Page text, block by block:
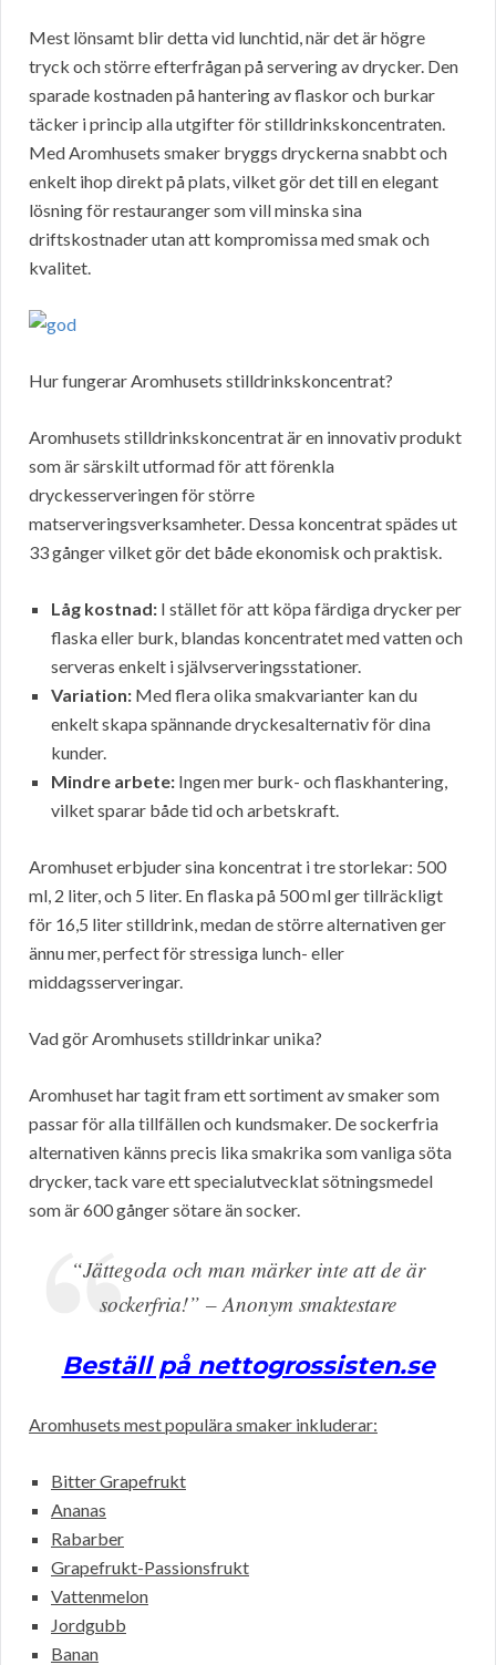
Mest lönsamt blir detta vid lunchtid, när det är högre
tryck och större efterfrågan på servering av drycker. Den
sparade kostnaden på hantering av flaskor och burkar
täcker i princip alla utgifter för stilldrinkskoncentraten.
Med Aromhusets smaker bryggs dryckerna snabbt och
enkelt ihop direkt på plats, vilket gör det till en elegant
lösning för restauranger som vill minska sina
driftskostnader utan att kompromissa med smak och
kvalitet.
Hur fungerar Aromhusets stilldrinkskoncentrat?
Aromhusets stilldrinkskoncentrat är en innovativ produkt
som är särskilt utformad för att förenkla
dryckesserveringen för större
matserveringsverksamheter. Dessa koncentrat spädes ut
33 gånger vilket gör det både ekonomisk och praktisk.
Låg kostnad: I stället för att köpa färdiga drycker per
flaska eller burk, blandas koncentratet med vatten och
serveras enkelt i självserveringsstationer.
Variation: Med flera olika smakvarianter kan du
enkelt skapa spännande dryckesalternativ för dina
kunder.
Mindre arbete: Ingen mer burk- och flaskhantering,
vilket sparar både tid och arbetskraft.
Aromhuset erbjuder sina koncentrat i tre storlekar: 500
ml, 2 liter, och 5 liter. En flaska på 500 ml ger tillräckligt
för 16,5 liter stilldrink, medan de större alternativen ger
ännu mer, perfect för stressiga lunch- eller
middagsserveringar.
Vad gör Aromhusets stilldrinkar unika?
Aromhuset har tagit fram ett sortiment av smaker som
passar för alla tillfällen och kundsmaker. De sockerfria
alternativen känns precis lika smakrika som vanliga söta
drycker, tack vare ett specialutvecklat sötningsmedel
som är 600 gånger sötare än socker.
“Jättegoda och man märker inte att de är
sockerfria!” – Anonym smaktestare
Beställ på nettogrossisten.se
Aromhusets mest populära smaker inkluderar:
Bitter Grapefrukt
Ananas
Rabarber
Grapefrukt-Passionsfrukt
Vattenmelon
Jordgubb
Banan